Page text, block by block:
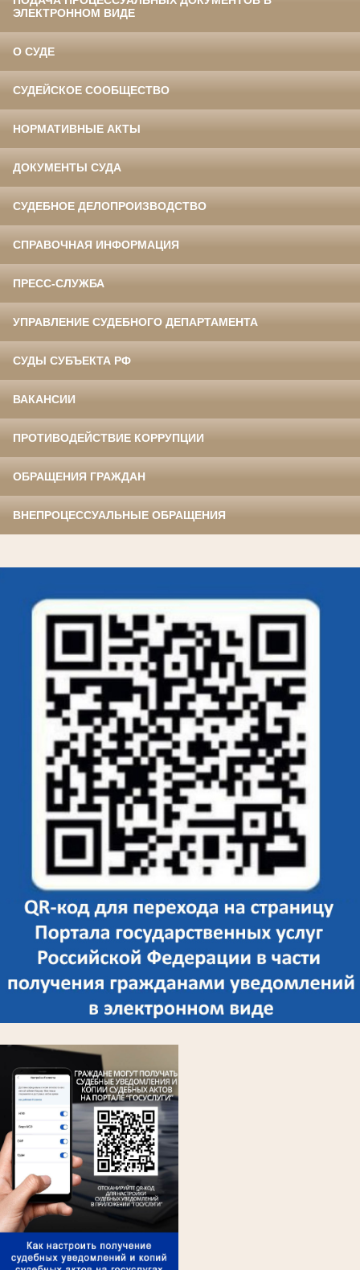
ЭЛЕКТРОННОМ ВИДЕ
О СУДЕ
СУДЕЙСКОЕ СООБЩЕСТВО
НОРМАТИВНЫЕ АКТЫ
ДОКУМЕНТЫ СУДА
СУДЕБНОЕ ДЕЛОПРОИЗВОДСТВО
СПРАВОЧНАЯ ИНФОРМАЦИЯ
ПРЕСС-СЛУЖБА
УПРАВЛЕНИЕ СУДЕБНОГО ДЕПАРТАМЕНТА
СУДЫ СУБЪЕКТА РФ
ВАКАНСИИ
ПРОТИВОДЕЙСТВИЕ КОРРУПЦИИ
ОБРАЩЕНИЯ ГРАЖДАН
ВНЕПРОЦЕССУАЛЬНЫЕ ОБРАЩЕНИЯ